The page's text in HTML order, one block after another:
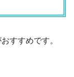
すすめです。